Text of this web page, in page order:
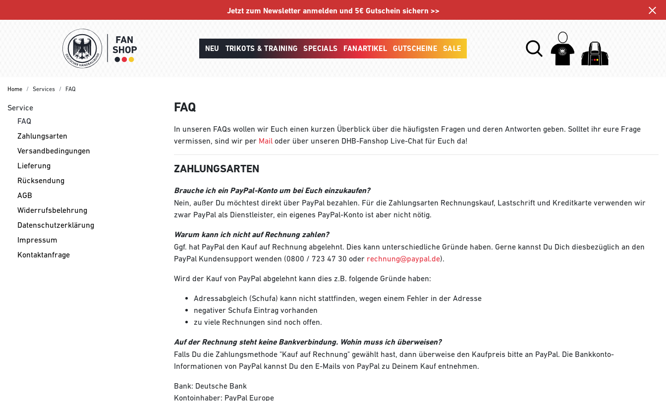
Jetzt zum Newsletter anmelden und 5€ Gutschein sichern >>
NEU TRIKOTS & TRAINING SPECIALS FANARTIKEL GUTSCHEINE SALE
Home Services FAQ
Service
FAQ
Zahlungsarten
Versandbedingungen
Lieferung
Rücksendung
AGB
Widerrufsbelehrung
Datenschutzerklärung
Impressum
Kontaktanfrage
FAQ
In unseren FAQs wollen wir Euch einen kurzen Überblick über die häufigsten Fragen und deren Antworten geben. Solltet ihr eure Frage
vermissen, sind wir per Mail oder über unseren DHB-Fanshop Live-Chat für Euch da!
ZAHLUNGSARTEN
Brauche ich ein PayPal-Konto um bei Euch einzukaufen?
Nein, außer Du möchtest direkt über PayPal bezahlen. Für die Zahlungsarten Rechnungskauf, Lastschrift und Kreditkarte verwenden wir
zwar PayPal als Dienstleister, ein eigenes PayPal-Konto ist aber nicht nötig.
Warum kann ich nicht auf Rechnung zahlen?
Ggf. hat PayPal den Kauf auf Rechnung abgelehnt. Dies kann unterschiedliche Gründe haben. Gerne kannst Du Dich diesbezüglich an den
PayPal Kundensupport wenden (0800 / 723 47 30 oder rechnung@paypal.de).
Wird der Kauf von PayPal abgelehnt kann dies z.B. folgende Gründe haben:
Adressabgleich (Schufa) kann nicht stattfinden, wegen einem Fehler in der Adresse
negativer Schufa Eintrag vorhanden
zu viele Rechnungen sind noch offen.
Auf der Rechnung steht keine Bankverbindung. Wohin muss ich überweisen?
Falls Du die Zahlungsmethode "Kauf auf Rechnung" gewählt hast, dann überweise den Kaufpreis bitte an PayPal. Die Bankkonto-
Informationen von PayPal kannst Du den E-Mails von PayPal zu Deinem Kauf entnehmen.
Bank: Deutsche Bank
Kontoinhaber: PayPal Europe